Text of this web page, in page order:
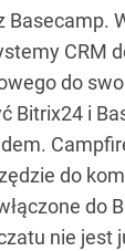
Basecamp.
CRM
do
Bitrix24 i
do
do
nie jest